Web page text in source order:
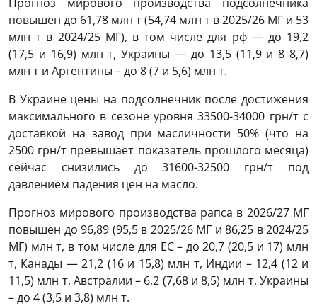
повышен до 61,78 млн т (54,74 млн т в 2025/26 МГ и 53
млн т в 2024/25 МГ), в том числе для рф — до 19,2
(17,5 и 16,9) млн т, Украины — до 13,5 (11,9 и 8 8,7)
млн т и Аргентины – до 8 (7 и 5,6) млн т.
В Украине цены на подсолнечник после достижения
максимального в сезоне уровня 33500-34000 грн/т с
доставкой на завод при масличности 50% (что на
2500 грн/т превышает показатель прошлого месяца)
сейчас снизились до 31600-32500 грн/т под
давлением падения цен на масло.
Прогноз мирового производства рапса в 2026/27 МГ
повышен до 96,89 (95,5 в 2025/26 МГ и 86,25 в 2024/25
МГ) млн т, в том числе для ЕС – до 20,7 (20,5 и 17) млн
т, Канады — 21,2 (16 и 15,8) млн т, Индии – 12,4 (12 и
11,5) млн т, Австралии – 6,2 (7,68 и 8,5) млн т, Украины
– до 4 (3,5 и 3,8) млн т.